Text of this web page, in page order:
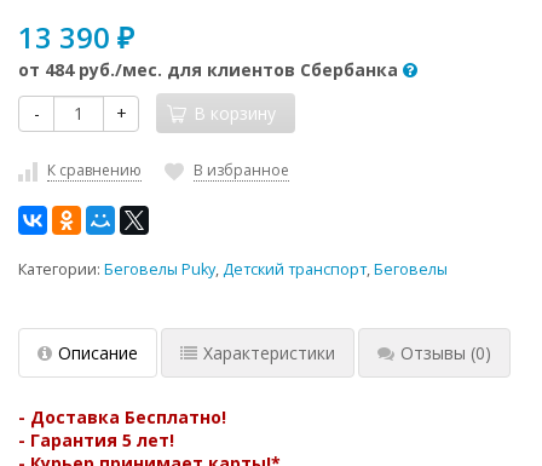
13 390 ₽
от 484 руб./мес. для клиентов Сбербанка
-
+ В корзину
К сравнению В избранное
Категории: Беговелы Puky,Детский транспорт,Беговелы
Описание Характеристики Отзывы (0)
- Доставка Бесплатно!
- Гарантия 5 лет!